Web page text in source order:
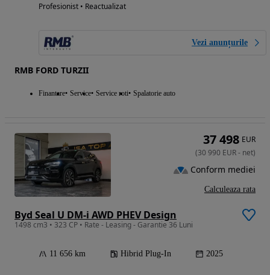
Profesionist • Reactualizat
Vezi anunțurile
RMB FORD TURZII
Finantare Service Service roti Spalatorie auto
Byd Seal U DM-i AWD PHEV Design
1498 cm3 • 323 CP • Rate - Leasing - Garantie 36 Luni
11 656 km Hibrid Plug-In 2025
37 498 EUR
(30 990 EUR- net)
Conform mediei
Calculeaza rata